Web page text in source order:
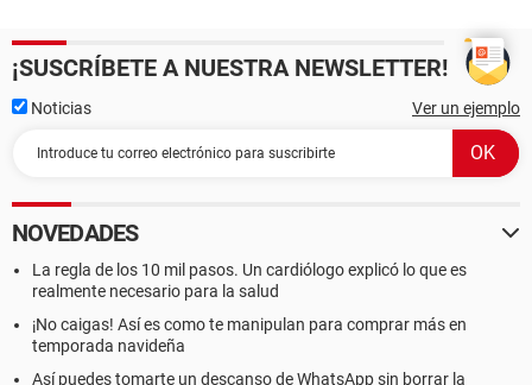
¡SUSCRÍBETE A NUESTRA NEWSLETTER!
Noticias Ver un ejemplo
NOVEDADES
La regla de los 10 mil pasos. Un cardiólogo explicó lo que es
realmente necesario para la salud
¡No caigas! Así es como te manipulan para comprar más en
temporada navideña
Así puedes tomarte un descanso de WhatsApp sin borrar la